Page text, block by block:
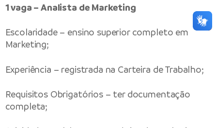
1 vaga – Analista de Marketing
Escolaridade – ensino superior completo em
Marketing;
Experiência – registrada na Carteira de Trabalho;
Requisitos Obrigatórios – ter documentação
completa;